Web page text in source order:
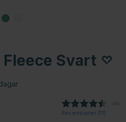
Svart
Recensioner (11)